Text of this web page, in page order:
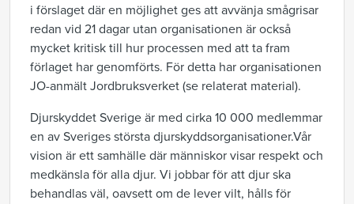
i förslaget där en möjlighet ges att avvänja smågrisar
redan vid 21 dagar utan organisationen är också
mycket kritisk till hur processen med att ta fram
förlaget har genomförts. För detta har organisationen
JO-anmält Jordbruksverket (se relaterat material).
Djurskyddet Sverige är med cirka 10 000 medlemmar
en av Sveriges största djurskyddsorganisationer.Vår
vision är ett samhälle där människor visar respekt och
medkänsla för alla djur. Vi jobbar för att djur ska
behandlas väl, oavsett om de lever vilt, hålls för